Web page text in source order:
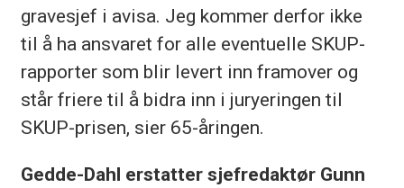
gravesjef i avisa. Jeg kommer derfor ikke
til å ha ansvaret for alle eventuelle SKUP-
rapporter som blir levert inn framover og
står friere til å bidra inn i juryeringen til
SKUP-prisen, sier 65-åringen.
Gedde-Dahl erstatter sjefredaktør Gunn